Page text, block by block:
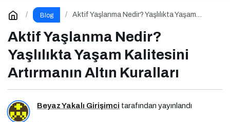
Blog
Aktif Yaşlanma Nedir? Yaşlılıkta Yaşam
Aktif Yaşlanma Nedir?
Yaşlılıkta Yaşam Kalitesini
Artırmanın Altın Kuralları
Beyaz Yakalı Girişimci tarafından yayınlandı